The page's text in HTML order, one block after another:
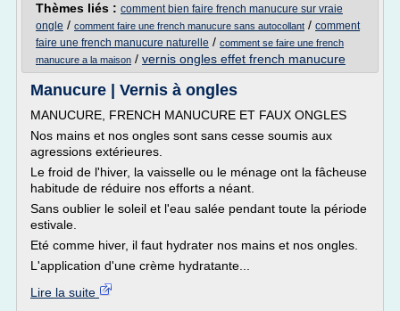
Thèmes liés : comment bien faire french manucure sur vraie
ongle / comment faire une french manucure sans autocollant / comment
faire une french manucure naturelle / comment se faire une french
manucure a la maison / vernis ongles effet french manucure
Manucure | Vernis à ongles
MANUCURE, FRENCH MANUCURE ET FAUX ONGLES
Nos mains et nos ongles sont sans cesse soumis aux
agressions extérieures.
Le froid de l'hiver, la vaisselle ou le ménage ont la fâcheuse
habitude de réduire nos efforts a néant.
Sans oublier le soleil et l'eau salée pendant toute la période
estivale.
Eté comme hiver, il faut hydrater nos mains et nos ongles.
L'application d'une crème hydratante...
Lire la suite